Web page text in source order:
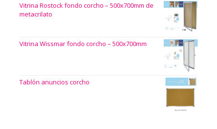
Vitrina Rostock fondo corcho – 500x700mm de
metacrilato
Vitrina Wissmar fondo corcho – 500x700mm
Tablón anuncios corcho